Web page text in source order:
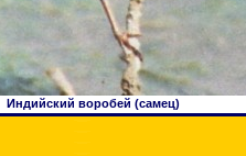
Индийский воробей (самец)